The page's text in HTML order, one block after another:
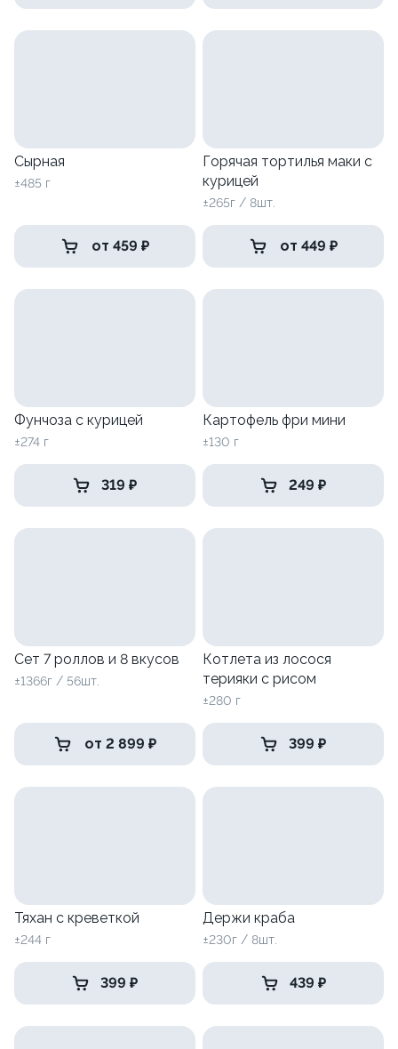
Сырная
±485 г
от 459 ₽
Горячая тортилья маки с
курицей
±265г / 8шт.
от 449 ₽
Фунчоза с курицей
±274 г
319 ₽
Картофель фри мини
±130 г
249 ₽
Сет 7 роллов и 8 вкусов
±1366г / 56шт.
от 2 899 ₽
Котлета из лосося
терияки с рисом
±280 г
399 ₽
Тяхан с креветкой
±244 г
399 ₽
Держи краба
±230г / 8шт.
439 ₽